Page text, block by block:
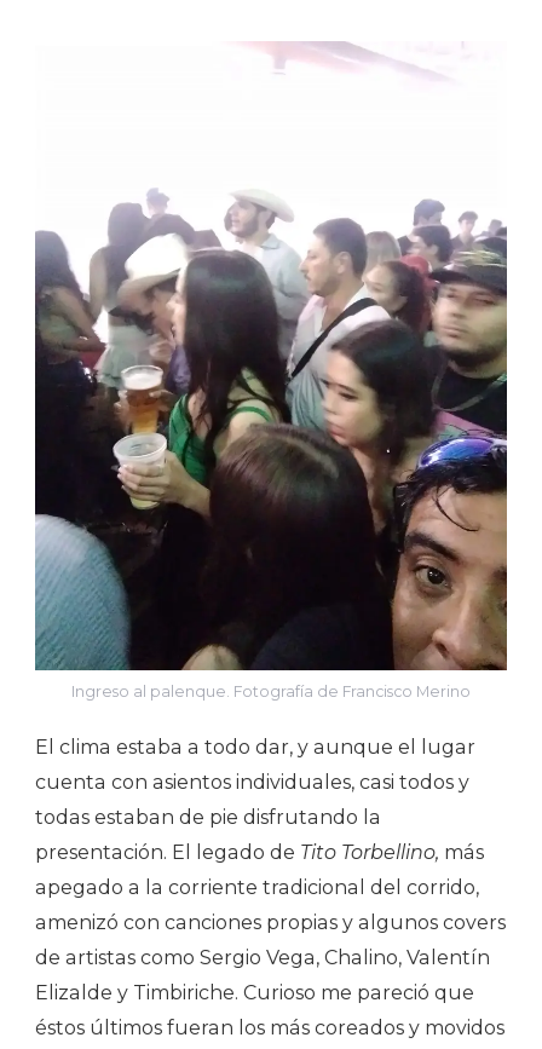
Ingreso al palenque. Fotografía de Francisco Merino
El clima estaba a todo dar, y aunque el lugar
cuenta con asientos individuales, casi todos y
todas estaban de pie disfrutando la
presentación. El legado de Tito Torbellino, más
apegado a la corriente tradicional del corrido,
amenizó con canciones propias y algunos covers
de artistas como Sergio Vega, Chalino, Valentín
Elizalde y Timbiriche. Curioso me pareció que
éstos últimos fueran los más coreados y movidos